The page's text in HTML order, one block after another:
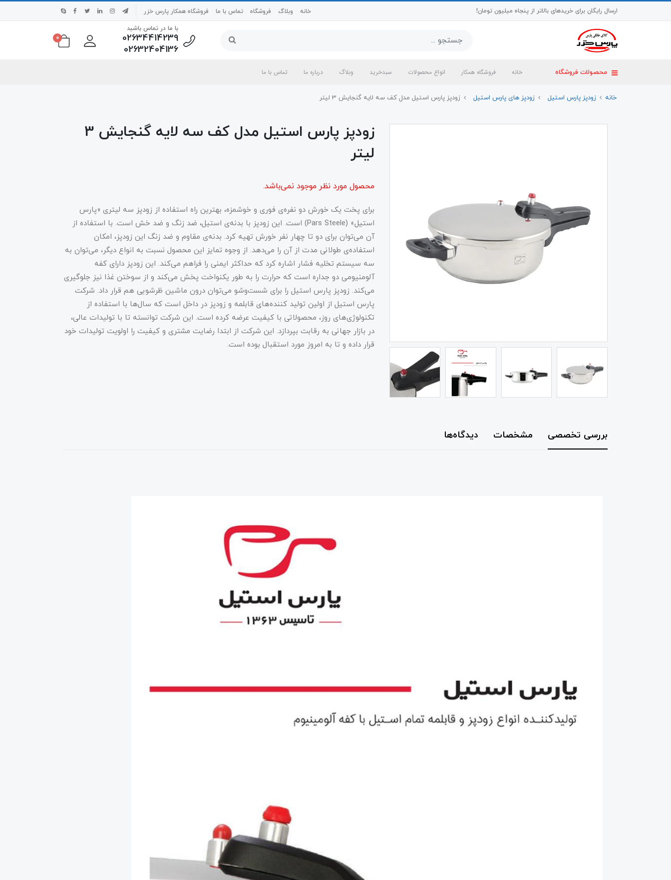
ارسال رایگان برای خریدهای بالاتر از پنجاه میلیون تومان! خانه وبلاگ فروشگاه تماس با ما فروشگاه همکار پارس خزر
با ما در تماس باشید
02634414239
02632404136
0
محصولات فروشگاه خانه فروشگاه همکار انواع محصولات سبدخرید وبلاگ درباره ما تماس با ما
خانه زودپز پارس استیل زودپز های پارس استیل زودپز پارس استیل مدل کف سه لایه گنجایش 3 ليتر
زودپز پارس استیل مدل کف سه لایه گنجایش 3
ليتر
محصول مورد نظر موجود نمی‌باشد.
برای پخت یک خورش دو نفره‌ی فوری و خوشمزه، بهترین راه استفاده از زودپز سه لیتری «پارس
استیل» (Pars Steele) است. این زودپز با بدنه‌ی استیل، ضد زنگ و ضد خش است. با استفاده از
آن ‌می‌توان برای دو تا چهار نفر خورش تهیه کرد. بدنه‌ی مقاوم و ضد زنگ این زودپز، امکان
استفاده‌ی طولانی مدت از آن را می‌دهد. از وجوه تمایز این محصول نسبت به انواع دیگر، می‌توان به
سه سیستم تخلیه فشار اشاره کرد که حداکثر ایمنی را فراهم می‌کند. این زودپز دارای کفه
آلومنیومی دو جداره است که حرارت را به طور یکنواخت پخش می‌کند و از سوختن غذا نیز جلوگیری
می‌کند. زودپز پارس استیل را برای شست‌وشو می‌توان درون ماشین ظرشویی هم قرار داد. شرکت
پارس استیل از اولین تولید کننده‌های قابلمه و زودپز در داخل است که سال‌ها با استفاده از
تکنولوژی‌های روز، محصولاتی با کیفیت عرضه کرده است. این شرکت توانسته تا با تولیدات عالی،
در بازار جهانی به رقابت بپردازد. این شرکت از ابتدا رضایت مشتری و کیفیت را اولویت تولیدات خود
قرار داده و تا به امروز مورد استقبال بوده است.
بررسی تخصصی مشخصات دیدگاه‌ها